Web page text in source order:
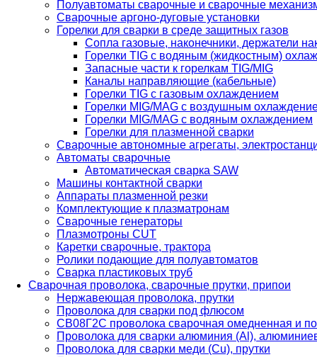
Полуавтоматы сварочные и сварочные
Сварочные аргоно-дуговые установки
Горелки для сварки в среде защитных газов
Сопла газовые, наконечники, держатели
Горелки TIG с водяным (жидкостным)
Запасные части к горелкам TIG/MIG
Каналы направляющие (кабельные)
Горелки TIG с газовым охлаждением
Горелки MIG/MAG с воздушным
Горелки MIG/MAG с водяным охлаждением
Горелки для плазменной сварки
Сварочные автономные агрегаты,
Автоматы сварочные
Автоматическая сварка SAW
Машины контактной сварки
Аппараты плазменной резки
Комплектующие к плазматронам
Сварочные генераторы
Плазмотроны CUT
Каретки сварочные, трактора
Ролики подающие для полуавтоматов
Сварка пластиковых труб
Сварочная проволока, сварочные прутки, припои
Нержавеющая проволока, прутки
Проволока для сварки под флюсом
СВ08Г2С проволока сварочная омедненная и
Проволока для сварки алюминия (Al),
Проволока для сварки меди (Cu), прутки